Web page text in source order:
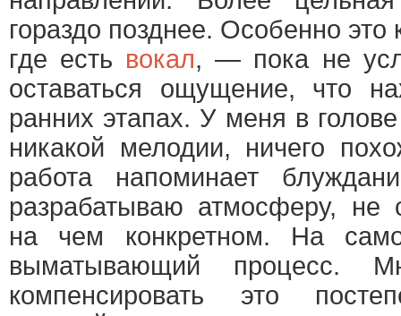
гораздо позднее. Особенно это
где есть вокал, — пока не
оставаться ощущение, что
ранних этапах. У меня в
никакой мелодии, ничего
работа напоминает
разрабатываю атмосферу, не
на чем конкретном. На
выматывающий процесс.
компенсировать это